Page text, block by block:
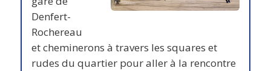
Denfert-
Rochereau
et cheminerons à travers les squares et
rudes du quartier pour aller à la rencontre